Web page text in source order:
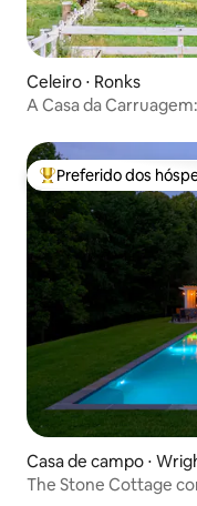
Celeiro ⋅ Ronks
A Casa da
Entre os melhores
Preferido dos
Casa de campo ⋅
The Stone Cottage